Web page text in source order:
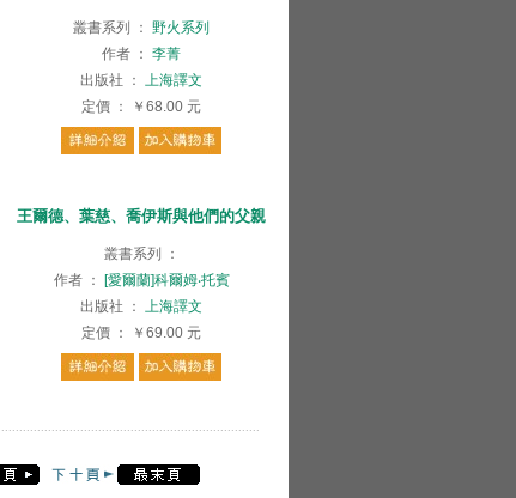
叢書系列 ： 野火系列
作者 ： 李菁
出版社
： 上海譯文
定價 ： ￥68.00 元
王爾德、葉慈、喬伊斯與他們的父親
叢書系列
：
作者
：
[愛爾蘭]科爾姆‧托賓
出版社
： 上海譯文
定價 ： ￥69.00 元